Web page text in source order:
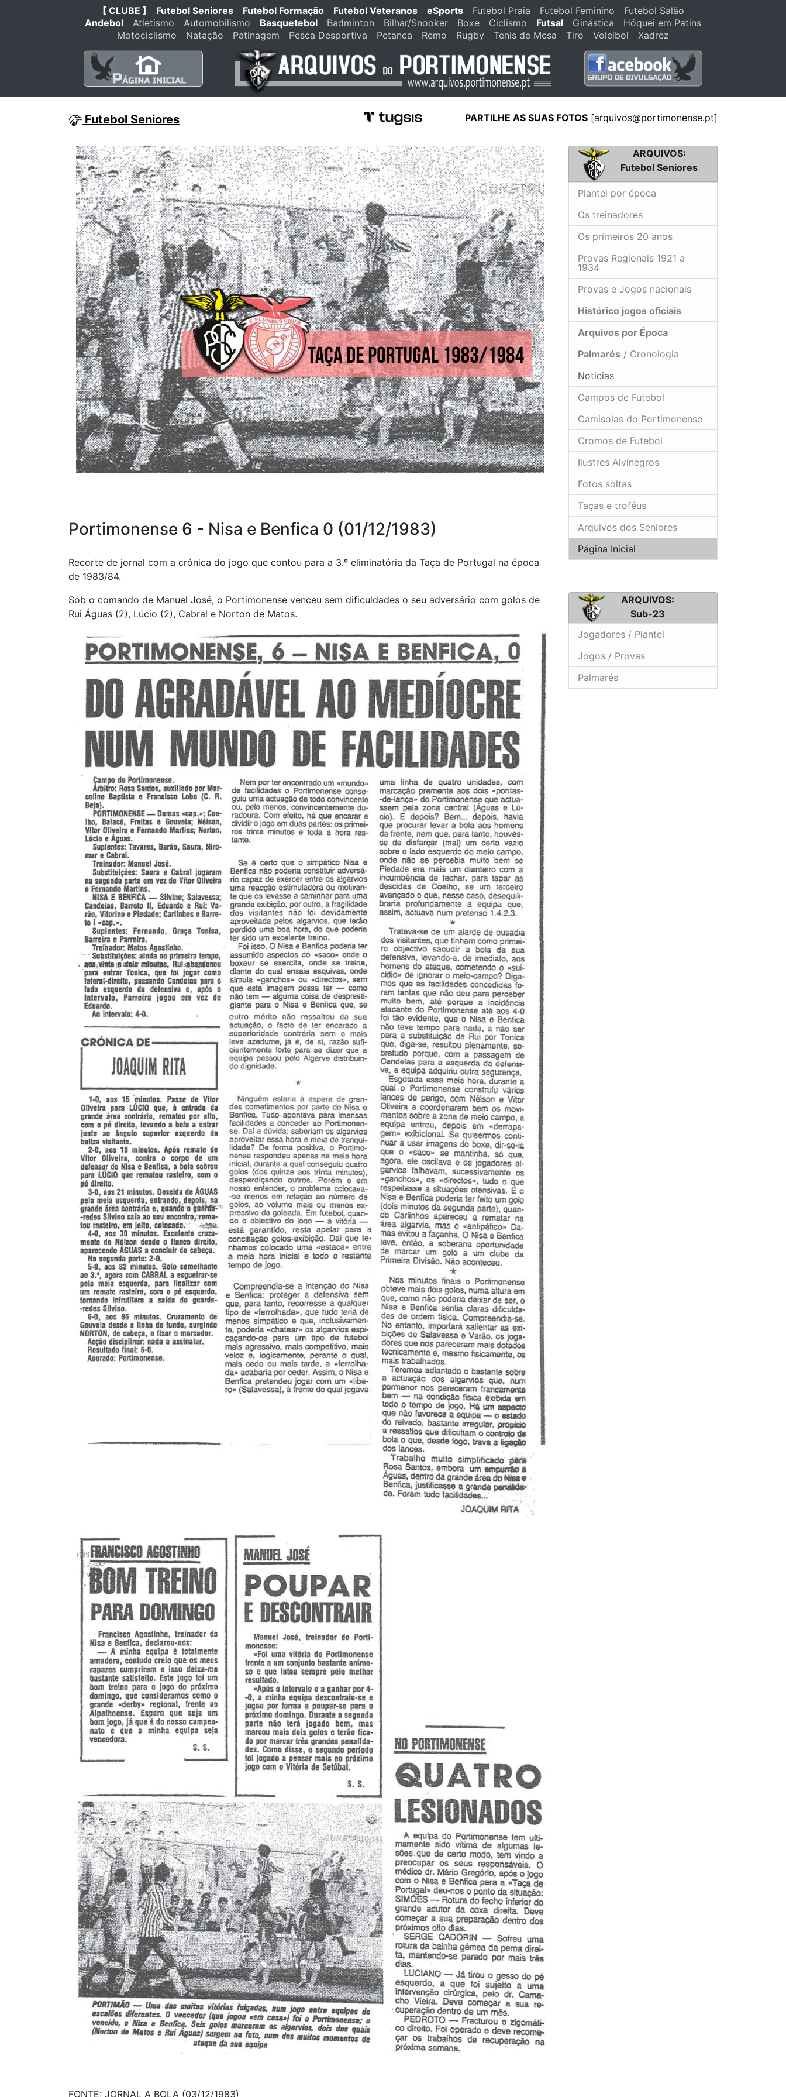
[ CLUBE ] Futebol Seniores Futebol Formação Futebol Veteranos eSports Futebol Praia Futebol Feminino
Futebol Salão
Andebol
Atletismo Automobilismo Basquetebol Badminton Bilhar/Snooker Boxe Ciclismo Futsal Ginástica
Hóquei em Patins
Motociclismo
Natação Patinagem Pesca Desportiva Petanca Remo Rugby Tenis de Mesa Tiro Voleibol Xadrez
Futebol Seniores PARTILHE AS SUAS FOTOS [arquivos@portimonense.pt]
Portimonense 6 - Nisa e Benfica 0 (01/12/1983)
Recorte de jornal com a crónica do jogo que contou para a 3.º eliminatória da Taça de Portugal na época
de 1983/84.
Sob o comando de Manuel José, o Portimonense venceu sem dificuldades o seu adversário com golos de
Rui Águas (2), Lúcio (2), Cabral e Norton de Matos.
FONTE: JORNAL A BOLA (03/12/1983)
ARQUIVOS:
Futebol Seniores
Plantel por época
Os treinadores
Os primeiros 20 anos
Provas Regionais 1921 a
1934
Provas e Jogos nacionais
Histórico jogos oficiais
Arquivos por Época
Palmarés / Cronologia
Noticias
Campos de Futebol
Camisolas do Portimonense
Cromos de Futebol
Ilustres Alvinegros
Fotos soltas
Taças e troféus
Arquivos dos Seniores
Página Inicial
ARQUIVOS:
Sub-23
Jogadores / Plantel
Jogos / Provas
Palmarés